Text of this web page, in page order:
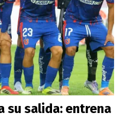
su salida: entrena